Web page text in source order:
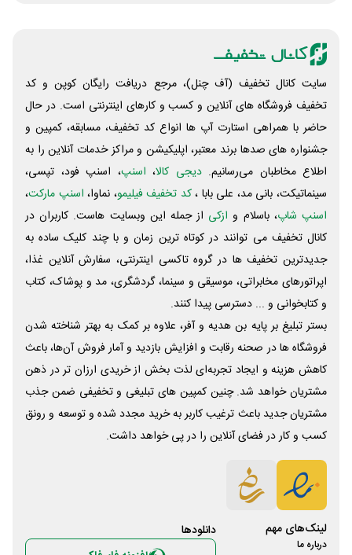
سایت کانال تخفیف (آف چنل)، مرجع دریافت رایگان کوپن و کد
تخفیف فروشگاه های آنلاین و کسب و‌ کارهای اینترنتی است. در حال
حاضر با همراهی استارت آپ ها انواع کد تخفیف، مسابقه، کمپین و
جشنواره های صدها برند معتبر، اپلیکیشن و مراکز خدمات آنلاین را به
اطلاع مخاطبان می‌رسانیم. دیجی کالا، اسنپ، اسنپ فود، تپسی،
سینماتیکت، بانی مد، علی‌ بابا ،کد تخفیف فیلیمو، نماوا، اسنپ مارکت،
اسنپ شاپ، باسلام و ازکی از جمله این وبسایت ‌هاست. کاربران در
کانال تخفیف می توانند در کوتاه ترین زمان و با چند کلیک ساده به
جدیدترین تخفیف ها در گروه تاکسی اینترنتی، سفارش آنلاین غذا،
اپراتورهای مخابراتی، موسیقی و سینما، گردشگری، مد و پوشاک، کتاب
و کتابخوانی و ... دسترسی پیدا کنند.
بستر تبلیغ بر پایه بن هدیه و آفر، علاوه بر کمک به بهتر شناخته شدن
فروشگاه ها در صحنه رقابت و افزایش بازدید و آمار فروش آن‌ها، باعث
کاهش هزینه و ایجاد تجربه‌ای لذت بخش از خریدی ارزان تر در ذهن
مشتریان خواهد شد. چنین کمپین های تبلیغی و تخفیفی ضمن جذب
مشتریان جدید باعث ترغیب کاربر به خرید مجدد شده و توسعه و رونق
کسب و کار در فضای آنلاین را در پی خواهد داشت.
لینک‌های مهم
درباره ما
دانلود‌ها